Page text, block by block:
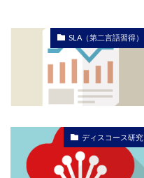
SLA（第二言語習得）
ディスコース研究